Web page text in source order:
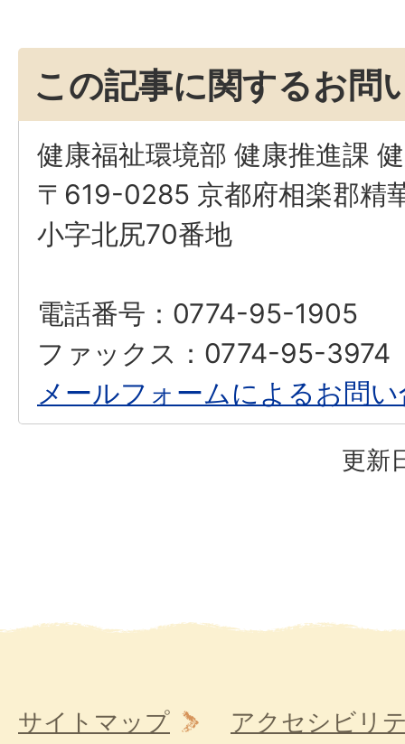
この記事に関するお問
健康福祉環境部 健康推進課
〒619-0285 京都府相楽郡精
小字北尻70番地
電話番号：0774-95-1905
ファックス：0774-95-3974
メールフォームによるお問
更新
サイトマップ アクセシビリ